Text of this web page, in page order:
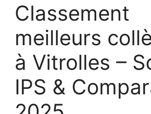
Classement
meilleurs
à Vitrolles –
IPS &